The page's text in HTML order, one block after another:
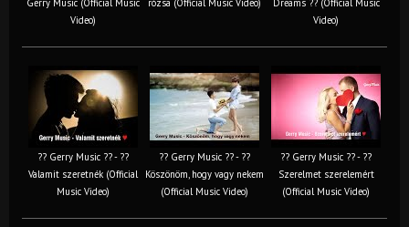
Video)
Video)
?? Gerry Music ?? - ??
Valamit szeretnék (Official
Music Video)
?? Gerry Music ?? - ??
Köszönöm, hogy vagy nekem
(Official Music Video)
?? Gerry Music ?? - ??
Szerelmet szerelemért
(Official Music Video)